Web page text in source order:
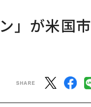
」が米国市